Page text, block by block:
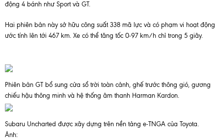
động 4 bánh như Sport và GT.
Hai phiên bản này sở hữu công suất 338 mã lực và có phạm vi hoạt động
ước tính lên tới 467 km. Xe có thể tăng tốc 0-97 km/h chỉ trong 5 giây.
Phiên bản GT bổ sung cửa sổ trời toàn cảnh, ghế trước thông gió, gương
chiếu hậu thông minh và hệ thống âm thanh Harman Kardon.
Subaru Uncharted được xây dựng trên nền tảng e-TNGA của Toyota.
Ảnh: